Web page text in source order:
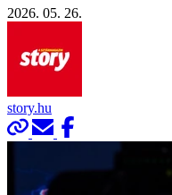
2026. 05. 26.
story.hu